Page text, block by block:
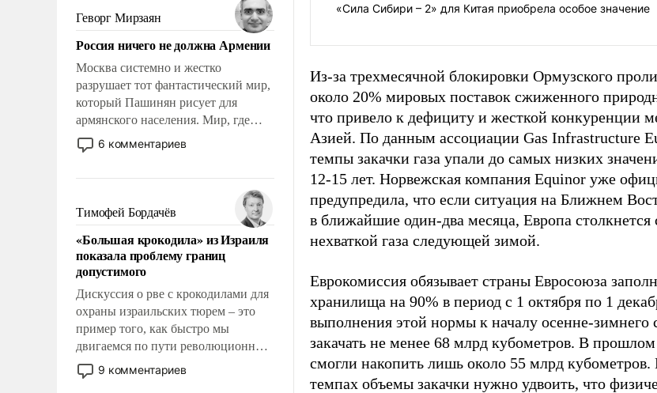
уязвимости США, например, перед
Китаем.
Геворг Мирзаян
Россия ничего не должна Армении
Москва системно и жестко
разрушает тот фантастический мир,
который Пашинян рисует для
армянского населения. Мир, где
этому населению все должны
просто по определению, где его
беспрекословно оплачиваться за
счет российских
налогоплательщиков и где за свои
поступки не нужно отвечать.
6 комментариев
Тимофей Бордачёв
«Большая крокодила» из Израиля
показала проблему границ
допустимого
Дискуссия о рве с крокодилами для
охраны израильских тюрем – это
пример того, как быстро мы
двигаемся по пути революционных
изменений. То, что несколько лет
назад было образом для
9 комментариев
«Сила Сибири – 2» для Китая приобрела особое значение
Из-за трехмесячной блокировки Ормузского
около 20% мировых поставок сжиженного
что привело к дефициту и жесткой конкуренции
Азией. По данным ассоциации Gas Infrastructure
темпы закачки газа упали до самых низких
12-15 лет. Норвежская компания Equinor уже
предупредила, что если ситуация на Ближнем
в ближайшие один-два месяца, Европа столкнется
нехваткой газа следующей зимой.
Еврокомиссия обязывает страны Евросоюза
хранилища на 90% в период с 1 октября по 1
выполнения этой нормы к началу осенне-зимнего
закачать не менее 68 млрд кубометров. В
смогли накопить лишь около 55 млрд
темпах объемы закачки нужно удвоить, что